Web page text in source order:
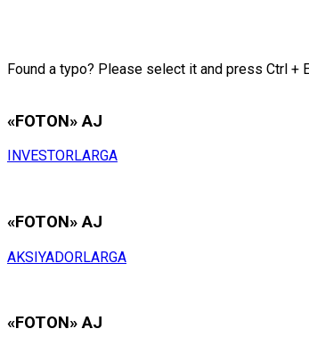
Found a typo? Please select it and press Ctrl +
«FOTON» АJ
INVЕSTОRLАRGА
«FOTON» АJ
АKSIYADОRLАRGА
«FOTON» АJ